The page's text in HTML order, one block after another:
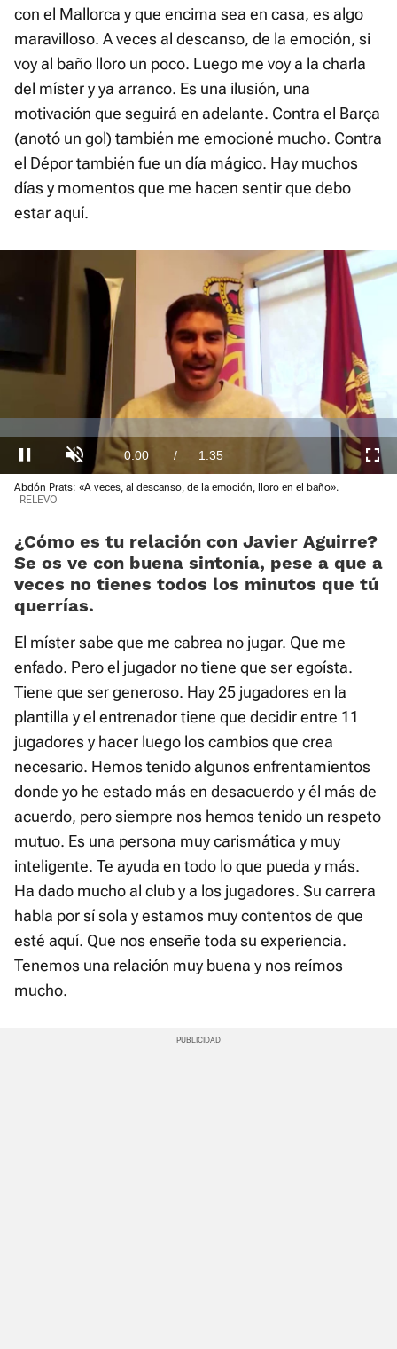
con el Mallorca y que encima sea en casa, es algo
maravilloso. A veces al descanso, de la emoción, si
voy al baño lloro un poco. Luego me voy a la charla
del míster y ya arranco. Es una ilusión, una
motivación que seguirá en adelante. Contra el Barça
(anotó un gol) también me emocioné mucho. Contra
el Dépor también fue un día mágico. Hay muchos
días y momentos que me hacen sentir que debo
estar aquí.
Video
Player
is
loading.
Pausa Unmute Current
Time
0:00 / Duration
1:35
:
Abdón Prats: «A veces, al descanso, de la emoción, lloro en el baño».
RELEVO
¿Cómo es tu relación con Javier Aguirre?
Se os ve con buena sintonía, pese a que a
veces no tienes todos los minutos que tú
querrías.
El míster sabe que me cabrea no jugar. Que me
enfado. Pero el jugador no tiene que ser egoísta.
Tiene que ser generoso. Hay 25 jugadores en la
plantilla y el entrenador tiene que decidir entre 11
jugadores y hacer luego los cambios que crea
necesario. Hemos tenido algunos enfrentamientos
donde yo he estado más en desacuerdo y él más de
acuerdo, pero siempre nos hemos tenido un respeto
mutuo. Es una persona muy carismática y muy
inteligente. Te ayuda en todo lo que pueda y más.
Ha dado mucho al club y a los jugadores. Su carrera
habla por sí sola y estamos muy contentos de que
esté aquí. Que nos enseñe toda su experiencia.
Tenemos una relación muy buena y nos reímos
mucho.